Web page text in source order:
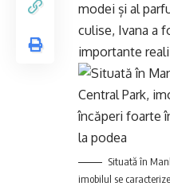
modei și al
culise, Ivana a
importante
Situată în
imobilul se